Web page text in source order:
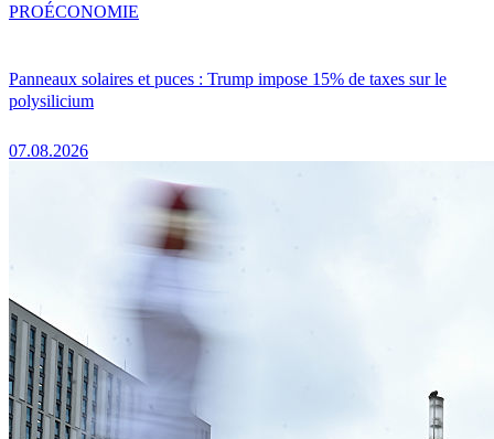
Panneaux solaires et puces : Trump impose 15% de taxes sur le
polysilicium
07.08.2026
PROÉCONOMIE